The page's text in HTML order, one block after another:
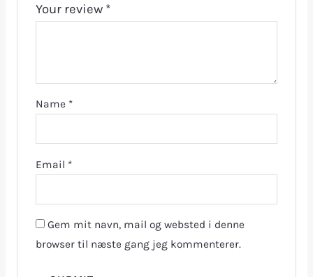
Your review *
Name *
Email *
Gem mit navn, mail og websted i denne
browser til næste gang jeg kommenterer.